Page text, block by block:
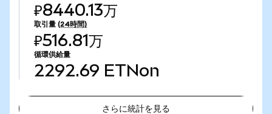
₽8440.13万
取引量 (24時間)
₽516.81万
循環供給量
2292.69 ETNon
さらに統計を見る